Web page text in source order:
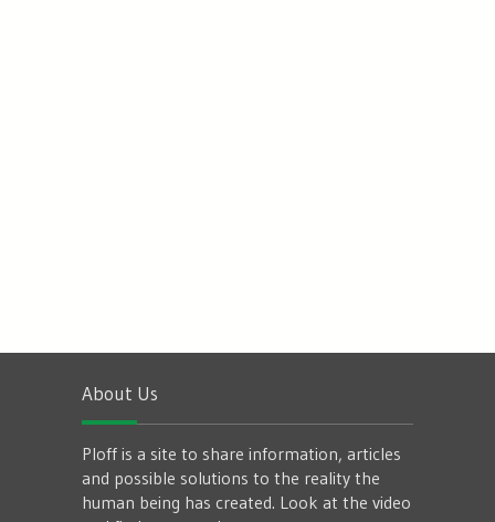
About Us
Ploff is a site to share information, articles
and possible solutions to the reality the
human being has created. Look at the video